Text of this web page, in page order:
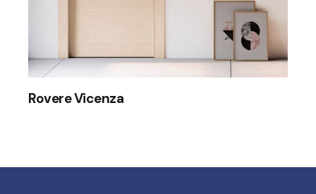
Rovere Vicenza